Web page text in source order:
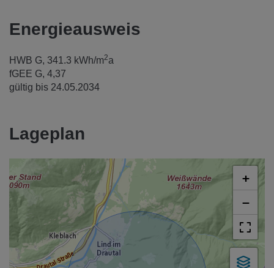
Energieausweis
HWB G, 341.3 kWh/m2a
fGEE G, 4,37
gültig bis 24.05.2034
Lageplan
+
−